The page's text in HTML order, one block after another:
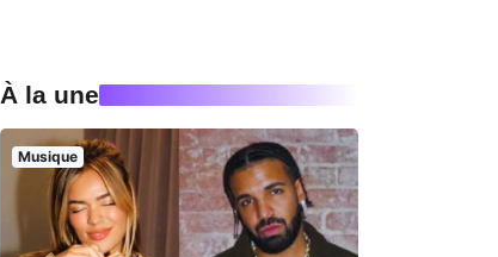
À la une
Musique